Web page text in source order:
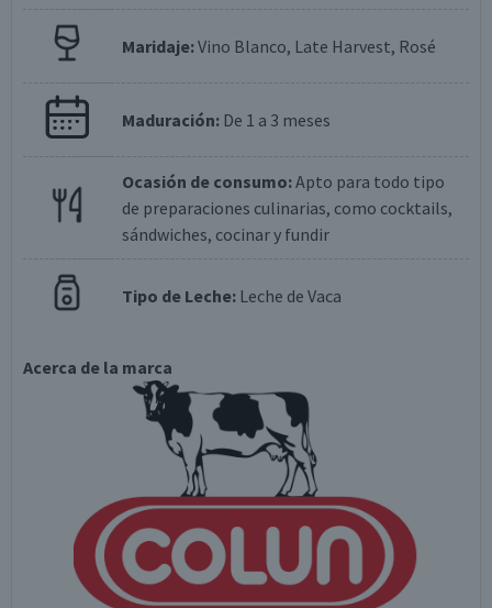
Maridaje:Vino Blanco, Late Harvest, Rosé
Maduración: De 1 a 3 meses
Ocasión de consumo:Apto para todo tipo
de preparaciones culinarias, como cocktails,
sándwiches, cocinar y fundir
Tipo de Leche: Leche de Vaca
Acerca de la marca